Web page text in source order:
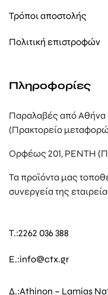
Τρόποι αποστολής
Πολιτική επιστροφών
Πληροφορίες
Παραλαβές από Αθήνα
(Πρακτορείο
Ορφέως 201, ΡΕΝΤΗ
Τα προϊόντα μας
συνεργεία της
T.:2262 036 388
E.:info@ctx.gr
Δ.:Athinon – Lamias